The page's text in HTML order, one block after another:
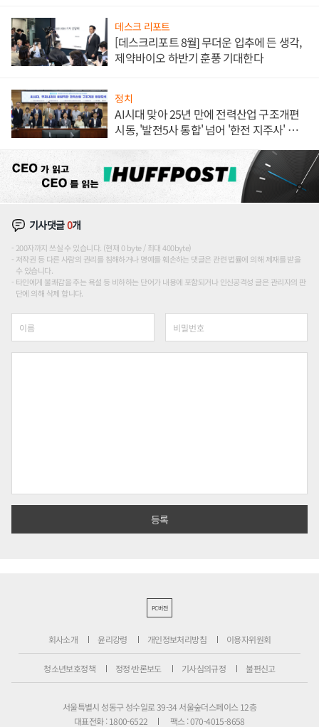
데스크 리포트
[데스크리포트 8월] 무더운 입추에 든 생각,
제약바이오 하반기 훈풍 기대한다
정치
AI시대 맞아 25년 만에 전력산업 구조개편
시동, '발전5사 통합' 넘어 '한전 지주사' 재편
기사댓글0개
200자까지 쓰실 수 있습니다. (현재 0 byte / 최대 400byte)
저작권 등 다른 사람의 권리를 침해하거나 명예를 훼손하는 댓글은 관련 법률에 의해 제재를 받을
수 있습니다.
타인에게 불쾌감을 주는 욕설 등 비하하는 단어가 내용에 포함되거나 인신공격성 글은 관리자의 판
단에 의해 삭제 합니다.
PC버전
회사소개 윤리강령 개인정보처리방침 이용자위원회
청소년보호정책 정정·반론보도 기사심의규정 불편신고
서울특별시 성동구 성수일로 39-34 서울숲더스페이스 12층
대표전화 : 1800-6522
팩스 : 070-4015-8658